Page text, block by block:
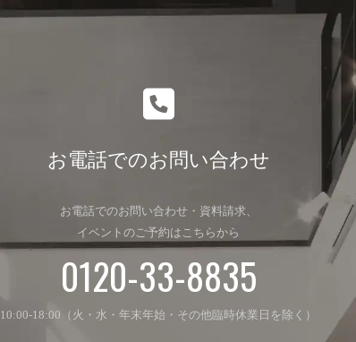
お電話でのお問い合わせ
お電話でのお問い合わせ・資料請求、
イベントのご予約はこちらから
0120-33-8835
10:00-18:00（火・水・年末年始・その他臨時休業日を除く）